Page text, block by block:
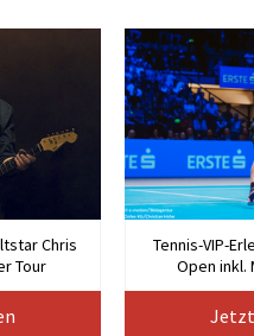
Chris
Tour
Tennis-VIP-
Open inkl.